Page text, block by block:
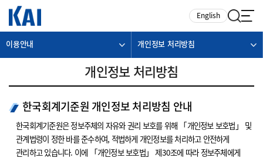
English
이용안내 개인정보 처리방침
개인정보 처리방침
한국회계기준원 개인정보 처리방침 안내
한국회계기준원은 정보주체의 자유와 권리 보호를 위해 「개인정보 보호법」 및
관계법령이 정한 바를 준수하여, 적법하게 개인정보를 처리하고 안전하게
관리하고 있습니다. 이에 「개인정보 보호법」 제30조에 따라 정보주체에게